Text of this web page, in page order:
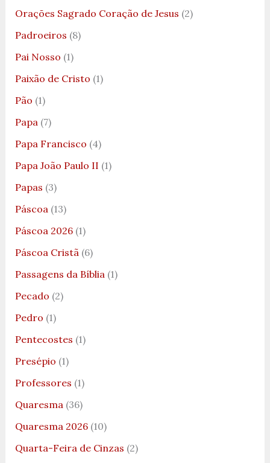
Orações Sagrado Coração de Jesus (2)
Padroeiros (8)
Pai Nosso (1)
Paixão de Cristo (1)
Pão (1)
Papa(7)
Papa Francisco (4)
Papa João Paulo II (1)
Papas (3)
Páscoa(13)
Páscoa 2026(1)
Páscoa Cristã(6)
Passagens da Bíblia(1)
Pecado (2)
Pedro (1)
Pentecostes (1)
Presépio (1)
Professores (1)
Quaresma(36)
Quaresma 2026(10)
Quarta-Feira de Cinzas (2)